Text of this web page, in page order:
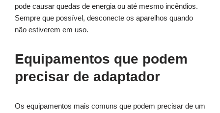
pode causar quedas de energia ou até mesmo incêndios.
Sempre que possível, desconecte os aparelhos quando
não estiverem em uso.
Equipamentos que podem
precisar de adaptador
Os equipamentos mais comuns que podem precisar de um